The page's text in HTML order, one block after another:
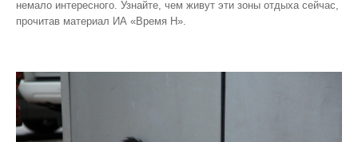
немало интересного. Узнайте, чем живут эти зоны отдыха сейчас,
прочитав материал ИА «Время Н».